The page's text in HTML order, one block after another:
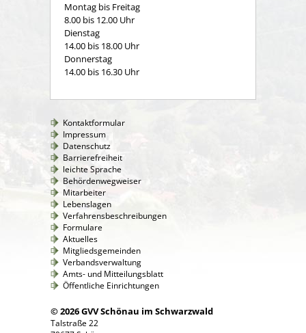
Montag bis Freitag
8.00 bis 12.00 Uhr
Dienstag
14.00 bis 18.00 Uhr
Donnerstag
14.00 bis 16.30 Uhr
Kontaktformular
Impressum
Datenschutz
Barrierefreiheit
leichte Sprache
Behördenwegweiser
Mitarbeiter
Lebenslagen
Verfahrensbeschreibungen
Formulare
Aktuelles
Mitgliedsgemeinden
Verbandsverwaltung
Amts- und Mitteilungsblatt
Öffentliche Einrichtungen
© 2026 GVV Schönau im Schwarzwald
Talstraße 22